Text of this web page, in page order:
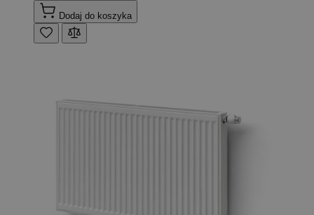
Dodaj do koszyka